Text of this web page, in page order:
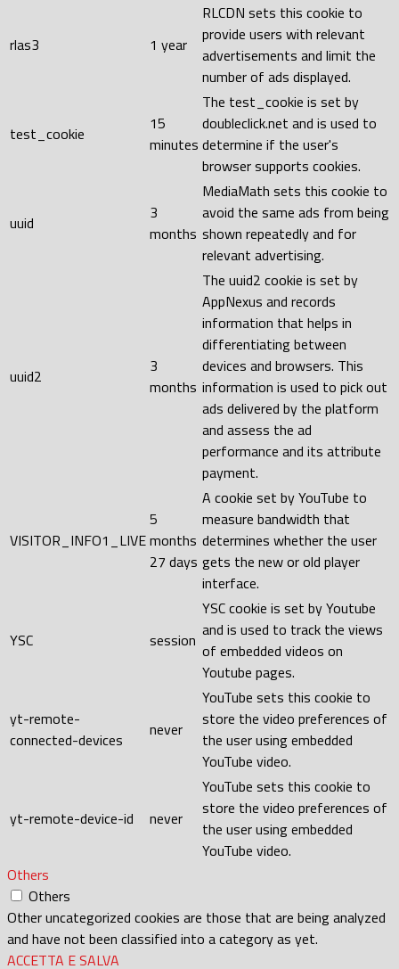
rlas3 1 year
RLCDN sets this cookie to
provide users with relevant
advertisements and limit the
number of ads displayed.
test_cookie
15
minutes
The test_cookie is set by
doubleclick.net and is used to
determine if the user's
browser supports cookies.
uuid
3
months
MediaMath sets this cookie to
avoid the same ads from being
shown repeatedly and for
relevant advertising.
uuid2
3
months
The uuid2 cookie is set by
AppNexus and records
information that helps in
differentiating between
devices and browsers. This
information is used to pick out
ads delivered by the platform
and assess the ad
performance and its attribute
payment.
VISITOR_INFO1_LIVE
5
months
27 days
A cookie set by YouTube to
measure bandwidth that
determines whether the user
gets the new or old player
interface.
YSC session
YSC cookie is set by Youtube
and is used to track the views
of embedded videos on
Youtube pages.
yt-remote-
connected-devices
never
YouTube sets this cookie to
store the video preferences of
the user using embedded
YouTube video.
yt-remote-device-id never
YouTube sets this cookie to
store the video preferences of
the user using embedded
YouTube video.
Others
Others
Other uncategorized cookies are those that are being analyzed
and have not been classified into a category as yet.
ACCETTA E SALVA